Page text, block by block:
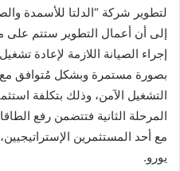
لتطوير شركة “الدلتا للأسمدة
إلى أن أعمال التطوير ستتم على
إجراء الصيانة اللازمة لإعادة
بصورة مستمرة وبشكل مُتوافق مع
المرحلة الثانية فتتضمن رفع
يورو.